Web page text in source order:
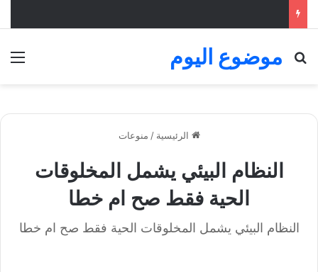
موضوع اليوم
بحث عن
الرئيسية / منوعات
النظام البيئي يشمل المخلوقات
الحية فقط صح ام خطا
النظام البيئي يشمل المخلوقات الحية فقط صح ام خطا